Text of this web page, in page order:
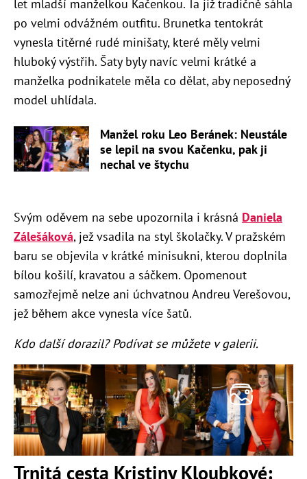
let mladší manželkou Kačenkou. Ta již tradičně sáhla
po velmi odvážném outfitu. Brunetka tentokrát
vynesla titěrné rudé minišaty, které měly velmi
hluboký výstřih. Šaty byly navíc velmi krátké a
manželka podnikatele měla co dělat, aby neposedný
model uhlídala.
Manžel roku Leo Beránek: Neustále
se lepil na svou Kačenku, pak ji
nechal ve štychu
Svým oděvem na sebe upozornila i krásná Daniela
Zálešáková, jež vsadila na styl školačky. V pražském
baru se objevila v krátké minisukni, kterou doplnila
bílou košilí, kravatou a sáčkem. Opomenout
samozřejmě nelze ani úchvatnou Andreu Verešovou,
jež během akce vynesla více šatů.
Kdo další dorazil? Podívat se můžete v galerii.
Trnitá cesta Kristiny Kloubkové: